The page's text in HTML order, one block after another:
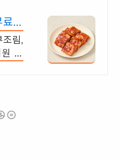
배
조림,
무